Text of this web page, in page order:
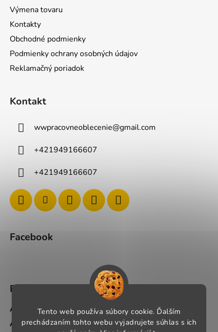
Tento web používa súbory cookie. Ďalším
prechádzaním tohto webu vyjadrujete súhlas s ich
Výmena tovaru
Kontakty
Obchodné podmienky
Podmienky ochrany osobných údajov
Reklamačný poriadok
Kontakt
wwpracovneoblecenie@gmail.com
+421949166607
+421949166607
Facebook
BLOG
Ako si správne vybrať pracovné oblečenie?
Ako si vybrať správnu pracovnú obuv?